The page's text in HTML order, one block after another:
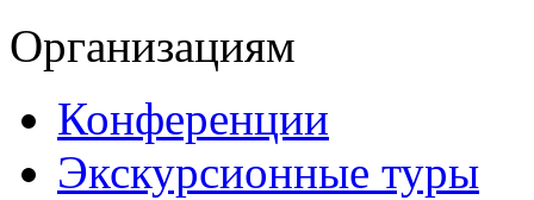
Организациям
Конференции
Экскурсионные туры